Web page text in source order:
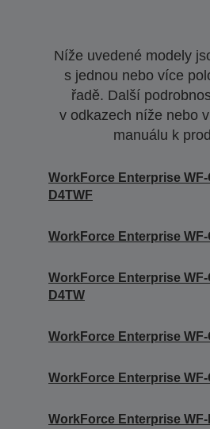
Níže uvedené modely
s jednou nebo více
řadě. Další
v odkazech níže nebo
manuálu k
WorkForce Enterprise WF-
D4TWF
WorkForce Enterprise WF-
WorkForce Enterprise WF-
D4TW
WorkForce Enterprise WF-
WorkForce Enterprise WF-
WorkForce Enterprise WF-